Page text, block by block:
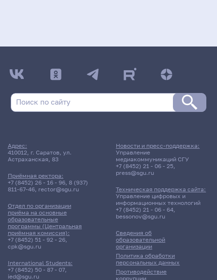
Адрес:
410012, г. Саратов, ул.
Астраханская, 83
Приёмная ректора:
+7 (8452) 26 - 16 - 96, 8 (937)
811-67-46, rector@sgu.ru
Отдел по организации
приёма на основные
образовательные
программы (Центральная
приёмная комиссия):
+7 (8452) 51 - 92 - 26,
cpk@sgu.ru
International Students:
+7 (8452) 50 - 87 - 07,
ied@sgu.ru
Сведения об
образовательной
организации
Политика обработки
персональных данных
Противодействие
коррупции
Новости и пресс-поддержка:
Управление
медиакоммуникаций СГУ
+7 (8452) 21 - 06 - 25,
press@sgu.ru
Техническая поддержка сайта:
Управление цифровых и
информационных технологий
+7 (8452) 21 - 06 - 64,
bessonov@sgu.ru